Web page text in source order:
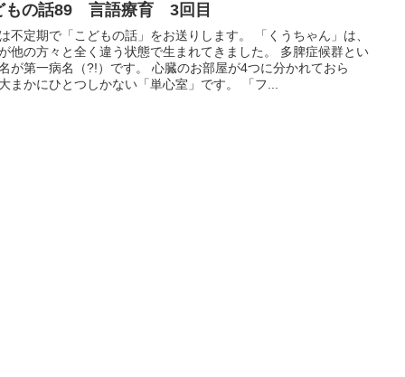
もの話89 言語療育 3回目
不定期で「こどもの話」をお送りします。 「くうちゃん」は、
他の方々と全く違う状態で生まれてきました。 多脾症候群とい
が第一病名（?!）です。 心臓のお部屋が4つに分かれておら
まかにひとつしかない「単心室」です。 「フ...